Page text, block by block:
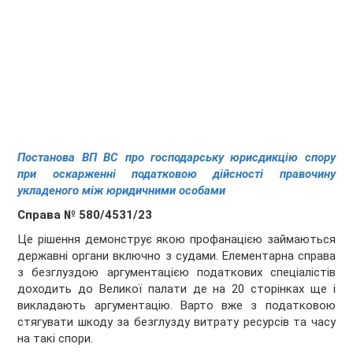
Постанова ВП ВС про господарську юрисдикцію спору
при оскарженні податковою дійсності правочину
укладеного між юридичними особами
Справа № 580/4531/23
Це рішення демонструє якою профанацією займаються
державні органи включно з судами. Елементарна справа
з безглуздою аргументацією податкових спеціалістів
доходить до Великої палати де на 20 сторінках ще і
викладають аргументацію. Варто вже з податковою
стягувати шкоду за безглузду витрату ресурсів та часу
на такі спори.